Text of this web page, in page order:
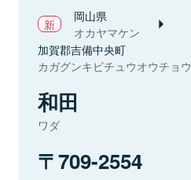
岡山県
オカヤマケン
加賀郡吉備中央町
カガグンキビチュウオウチョウ
和田
ワダ
709-2554